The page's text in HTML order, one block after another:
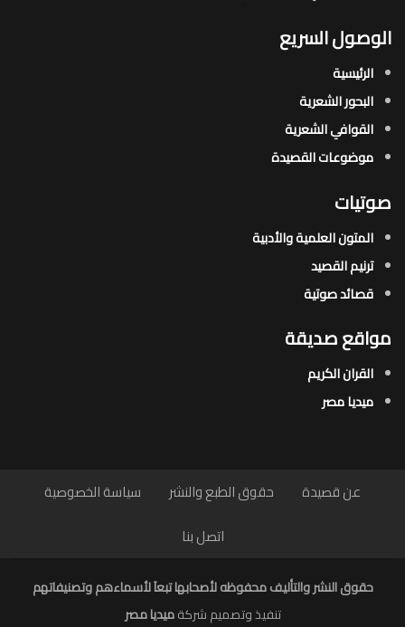
الوصول السريع
الرئيسية
البحور الشعرية​
القوافي الشعرية​
موضوعات القصيدة​
صوتيات
المتون العلمية والأدبية
ترنيم القصيد
قصائد صوتية
مواقع صديقة
القران الكريم
ميديا مصر
عن قصيدة حقوق الطبع والنشر
سياسة الخصوصية
اتصل بنا
حقوق النشر والتأليف محفوظه لأصحابها تبعاَ لأسماءهم وتصنيفاتهم
تنفيذ وتصميم شركةميديا مصر